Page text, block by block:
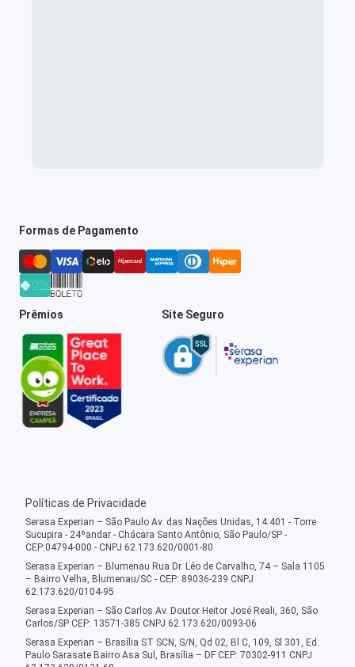
Formas de Pagamento
Prêmios Site Seguro
Políticas de Privacidade
Serasa Experian – São Paulo Av. das Nações Unidas, 14.401 - Torre
Sucupira - 24ºandar - Chácara Santo Antônio, São Paulo/SP -
CEP:04794-000 - CNPJ 62.173.620/0001-80
Serasa Experian – Blumenau Rua Dr. Léo de Carvalho, 74 – Sala 1105
– Bairro Velha, Blumenau/SC - CEP: 89036-239 CNPJ
62.173.620/0104-95
Serasa Experian – São Carlos Av. Doutor Heitor José Reali, 360, São
Carlos/SP CEP: 13571-385 CNPJ 62.173.620/0093-06
Serasa Experian – Brasília ST SCN, S/N, Qd 02, Bl C, 109, Sl 301, Ed.
Paulo Sarasate Bairro Asa Sul, Brasília – DF CEP: 70302-911 CNPJ